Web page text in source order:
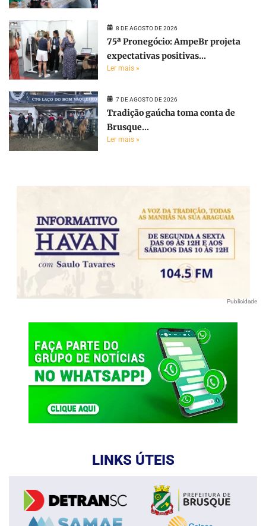
8 DE AGOSTO DE 2026
75ª Pronegócio: AmpeBr projeta
expectativas positivas...
Ler mais »
7 DE AGOSTO DE 2026
Tradição gaúcha toma conta de
Brusque...
Ler mais »
Publicidade
LINKS ÚTEIS